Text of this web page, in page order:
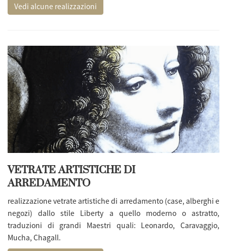
Vedi alcune realizzazioni
VETRATE ARTISTICHE DI
ARREDAMENTO
realizzazione vetrate artistichedi arredamento (case, alberghi e
negozi) dallo stile Liberty a quello moderno o astratto,
traduzioni di grandi Maestri quali: Leonardo, Caravaggio,
Mucha, Chagall.